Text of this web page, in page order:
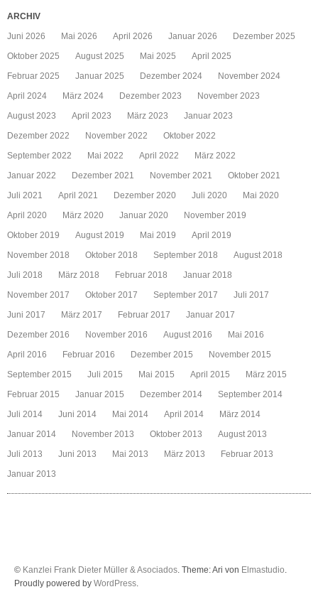
ARCHIV
Juni 2026
Mai 2026 April 2026 Januar 2026
Dezember 2025
Oktober 2025
August 2025 Mai 2025
April 2025
Februar 2025
Januar 2025 Dezember 2024
November 2024
April 2024
März 2024 Dezember 2023
November 2023
August 2023
April 2023 März 2023
Januar 2023
Dezember 2022
November 2022
Oktober 2022
September 2022
Mai 2022 April 2022
März 2022
Januar 2022
Dezember 2021 November 2021
Oktober 2021
Juli 2021
April 2021 Dezember 2020 Juli 2020
Mai 2020
April 2020
März 2020 Januar 2020
November 2019
Oktober 2019
August 2019 Mai 2019
April 2019
November 2018
Oktober 2018 September 2018
August 2018
Juli 2018
März 2018 Februar 2018
Januar 2018
November 2017
Oktober 2017 September 2017
Juli 2017
Juni 2017
März 2017 Februar 2017
Januar 2017
Dezember 2016
November 2016 August 2016
Mai 2016
April 2016
Februar 2016 Dezember 2015
November 2015
September 2015
Juli 2015 Mai 2015 April 2015
März 2015
Februar 2015
Januar 2015 Dezember 2014
September 2014
Juli 2014
Juni 2014 Mai 2014 April 2014
März 2014
Januar 2014
November 2013 Oktober 2013
August 2013
Juli 2013
Juni 2013 Mai 2013 März 2013
Februar 2013
Januar 2013
© Kanzlei Frank Dieter Müller & Asociados. Theme: Ari von Elmastudio.
Proudly powered by WordPress.